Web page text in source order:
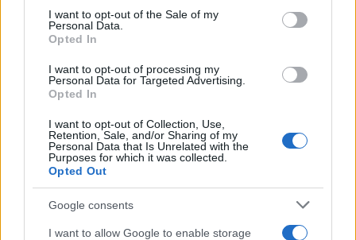
consent section.
I want to opt-out of the Sale of my
Personal Data.
Opted In
I want to opt-out of processing my
Personal Data for Targeted Advertising.
Opted In
I want to opt-out of Collection, Use,
Retention, Sale, and/or Sharing of my
Personal Data that Is Unrelated with the
Purposes for which it was collected.
Opted Out
Google consents
I want to allow Google to enable storage
Guía completa para la inspección técnica